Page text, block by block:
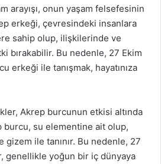
arayışı, onun yaşam felsefesinin
erkeği, çevresindeki insanlara
sahip olup, ilişkilerinde ve
bırakabilir. Bu nedenle, 27 Ekim
erkeği ile tanışmak, hayatınıza
Akrep burcunun etkisi altında
burcu, su elementine ait olup,
ile tanınır. Bu nedenle, 27
genellikle yoğun bir iç dünyaya